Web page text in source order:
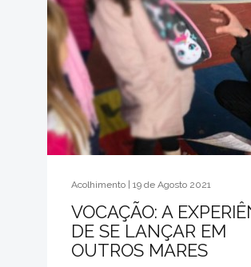
Acolhimento | 19 de Agosto 2021
VOCAÇÃO: A
DE SE LANÇAR EM
OUTROS MARES